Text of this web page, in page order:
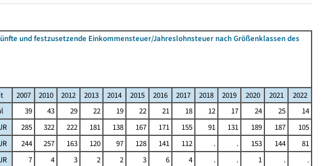
und festzusetzende Einkommensteuer/Jahreslohnsteuer nach Größenklassen des
2007 2010 2012 2013 2014 2015 2016 2017 2018 2019 2020 2021
2022
39 43 29 22 19 22 21 18 12 17 24 25
14
285 322 222 181 138 167 171 155 91 131 189 187
105
244 257 163 120 97 128 141 112 . . 153 144
81
7 4 3 2 2 3 6 4 . . 1 . .